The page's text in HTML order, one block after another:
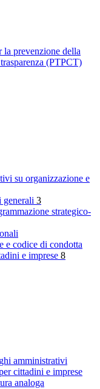
la prevenzione della
(PTPCT)
su organizzazione e
3
strategico-
e codice di condotta
e imprese 8
amministrativi
cittadini e imprese
analoga